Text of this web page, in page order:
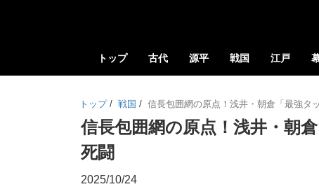
トップ 古代 源平 戦国 江戸
トップ / 戦国 / 信長包囲網の原点！浅井・朝倉「最強タ
信長包囲網の原点！浅井・朝
死闘
2025/10/24